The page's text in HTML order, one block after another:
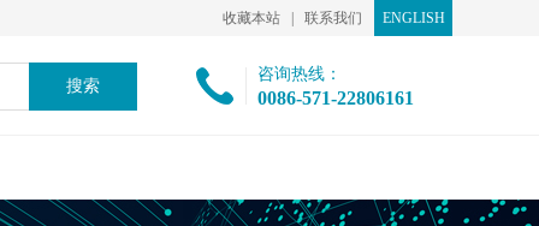
收藏本站 联系我们 ENGLISH
咨询热线：
0086-571-22806161